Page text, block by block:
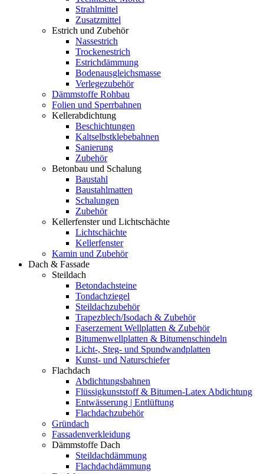
Strahlmittel
Zusatzmittel
Estrich und Zubehör
Nassestrich
Trockenestrich
Estrichdämmung
Bodenausgleichsmasse
Verlegezubehör
Dämmstoffe Rohbau
Folien und Sperrbahnen
Kellerabdichtung
Beschichtungen
Kaltselbstklebebahnen
Sanierung
Zubehör
Betonbau und Schalung
Baustahl
Baustahlmatten
Schalungen
Zubehör
Kellerfenster und Lichtschächte
Lichtschächte
Kellerfenster
Kamin und Zubehör
Dach & Fassade
Steildach
Betondachsteine
Tondachziegel
Steildachzubehör
Trapezblech/Isodach & Zubehör
Faserzement Wellplatten & Zubehör
Bitumenwellplatten & Bitumenschindeln
Licht-, Steg- und Spundwandplatten
Kunst- und Naturschiefer
Flachdach
Abdichtungsbahnen
Flüssigkunststoff & Bitumen-Latex Abdichtung
Entwässerung | Entlüftung
Flachdachzubehör
Gründach
Fassadenverkleidung
Dämmstoffe Dach
Steildachdämmung
Flachdachdämmung